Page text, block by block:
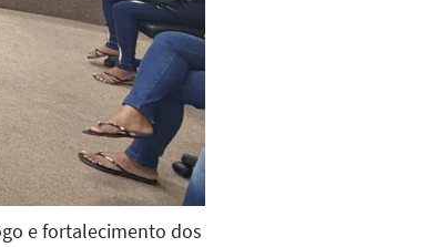
e fortalecimento dos